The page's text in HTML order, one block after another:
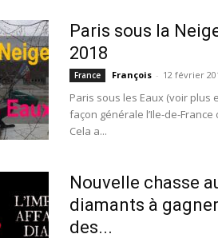
Paris sous la
2018
France François - 12 février
Paris sous les Eaux (voir plus
façon générale l’Ile-de-
Cela a...
Nouvelle chasse
diamants à
des...